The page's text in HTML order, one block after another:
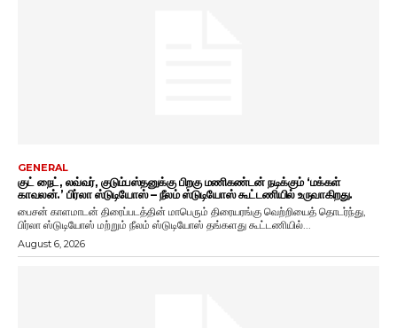
GENERAL
குட் நைட், லவ்வர், குடும்பஸ்தனுக்கு பிறகு மணிகண்டன் நடிக்கும் ‘மக்கள்
காவலன்.’ பிர்லா ஸ்டுடியோஸ் – நீலம் ஸ்டுடியோஸ் கூட்டணியில் உருவாகிறது.
பைசன் காளமாடன் திரைப்படத்தின் மாபெரும் திரையரங்கு வெற்றியைத் தொடர்ந்து,
பிர்லா ஸ்டுடியோஸ் மற்றும் நீலம் ஸ்டுடியோஸ் தங்களது கூட்டணியில்...
August 6, 2026